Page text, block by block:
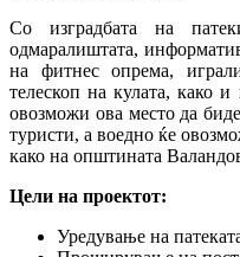
Со изградбата на
одмаралиштата,
на фитнес опрема,
телескоп на кулата, како
овозможи ова место да
туристи, а воедно ќе
како на општината
Цели на проектот:
Уредување на